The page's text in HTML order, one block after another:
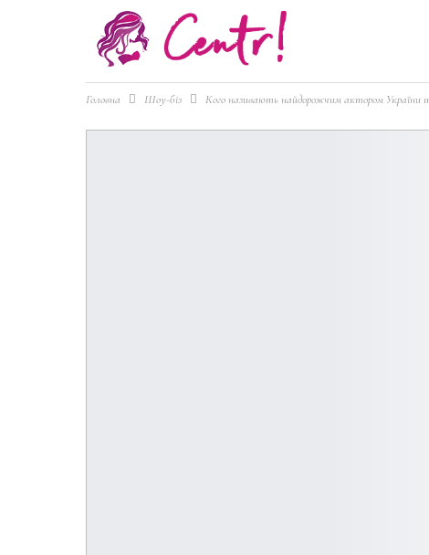
Головна Шоу-біз Кого називають найдорожчим актором України